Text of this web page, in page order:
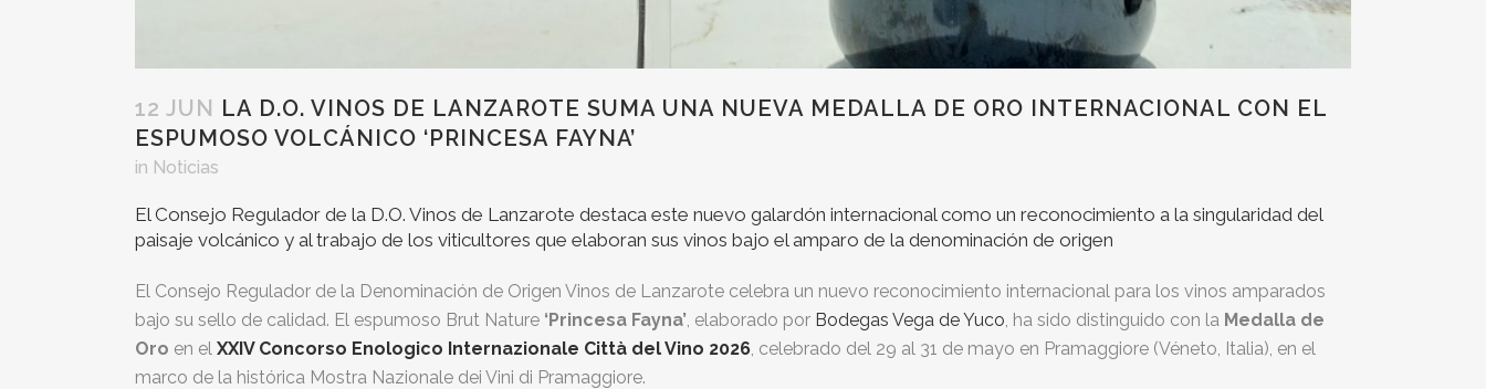
12 JUN LA D.O. VINOS DE LANZAROTE SUMA UNA NUEVA MEDALLA DE ORO INTERNACIONAL CON EL
ESPUMOSO VOLCÁNICO ‘PRINCESA FAYNA’
in Noticias
El Consejo Regulador de la D.O. Vinos de Lanzarote destaca este nuevo galardón internacional como un reconocimiento a la singularidad del
paisaje volcánico y al trabajo de los viticultores que elaboran sus vinos bajo el amparo de la denominación de origen
El Consejo Regulador de la Denominación de Origen Vinos de Lanzarote celebra un nuevo reconocimiento internacional para los vinos amparados
bajo su sello de calidad. El espumoso Brut Nature ‘Princesa Fayna’, elaborado por Bodegas Vega de Yuco, ha sido distinguido con la Medalla de
Oro en el XXIV Concorso Enologico Internazionale Città del Vino 2026, celebrado del 29 al 31 de mayo en Pramaggiore (Véneto, Italia), en el
marco de la histórica Mostra Nazionale dei Vini di Pramaggiore.